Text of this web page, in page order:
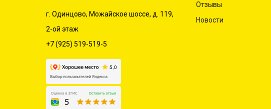
г. Одинцово, Можайское шоссе, д. 119,
2-ой этаж
+7 (925) 519-519-5
Отзывы
Новости